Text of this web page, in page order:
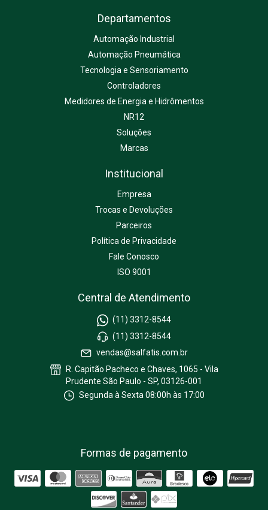
Departamentos
Automação Industrial
Automação Pneumática
Tecnologia e Sensoriamento
Controladores
Medidores de Energia e Hidrômentos
NR12
Soluções
Marcas
Institucional
Empresa
Trocas e Devoluções
Parceiros
Política de Privacidade
Fale Conosco
ISO 9001
Central de Atendimento
(11) 3312-8544
(11) 3312-8544
vendas@salfatis.com.br
R. Capitão Pacheco e Chaves, 1065 - Vila
Prudente São Paulo - SP, 03126-001
Segunda à Sexta 08:00h às 17:00
Formas de pagamento